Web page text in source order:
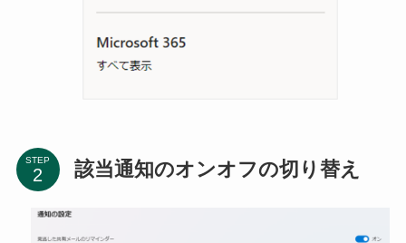
STEP 該当通知のオンオフの切り替え